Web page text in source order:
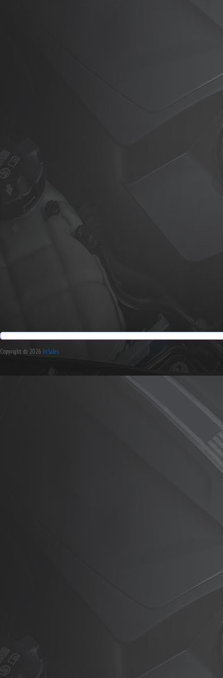
Copyright © 2026 InSales